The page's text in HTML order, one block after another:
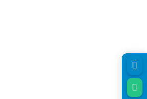

